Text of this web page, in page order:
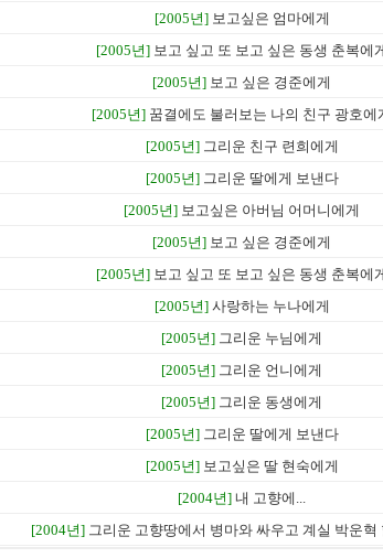
[2005년] 보고싶은 엄마에게
[2005년] 보고 싶고 또 보고 싶은 동생 춘복에
[2005년] 보고 싶은 경준에게
[2005년] 꿈결에도 불러보는 나의 친구 광호에
[2005년] 그리운 친구 련희에게
[2005년] 그리운 딸에게 보낸다
[2005년] 보고싶은 아버님 어머니에게
[2005년] 보고 싶은 경준에게
[2005년] 보고 싶고 또 보고 싶은 동생 춘복에
[2005년] 사랑하는 누나에게
[2005년] 그리운 누님에게
[2005년] 그리운 언니에게
[2005년] 그리운 동생에게
[2005년] 그리운 딸에게 보낸다
[2005년] 보고싶은 딸 현숙에게
[2004년] 내 고향에...
[2004년] 그리운 고향땅에서 병마와 싸우고 계실 박운혁